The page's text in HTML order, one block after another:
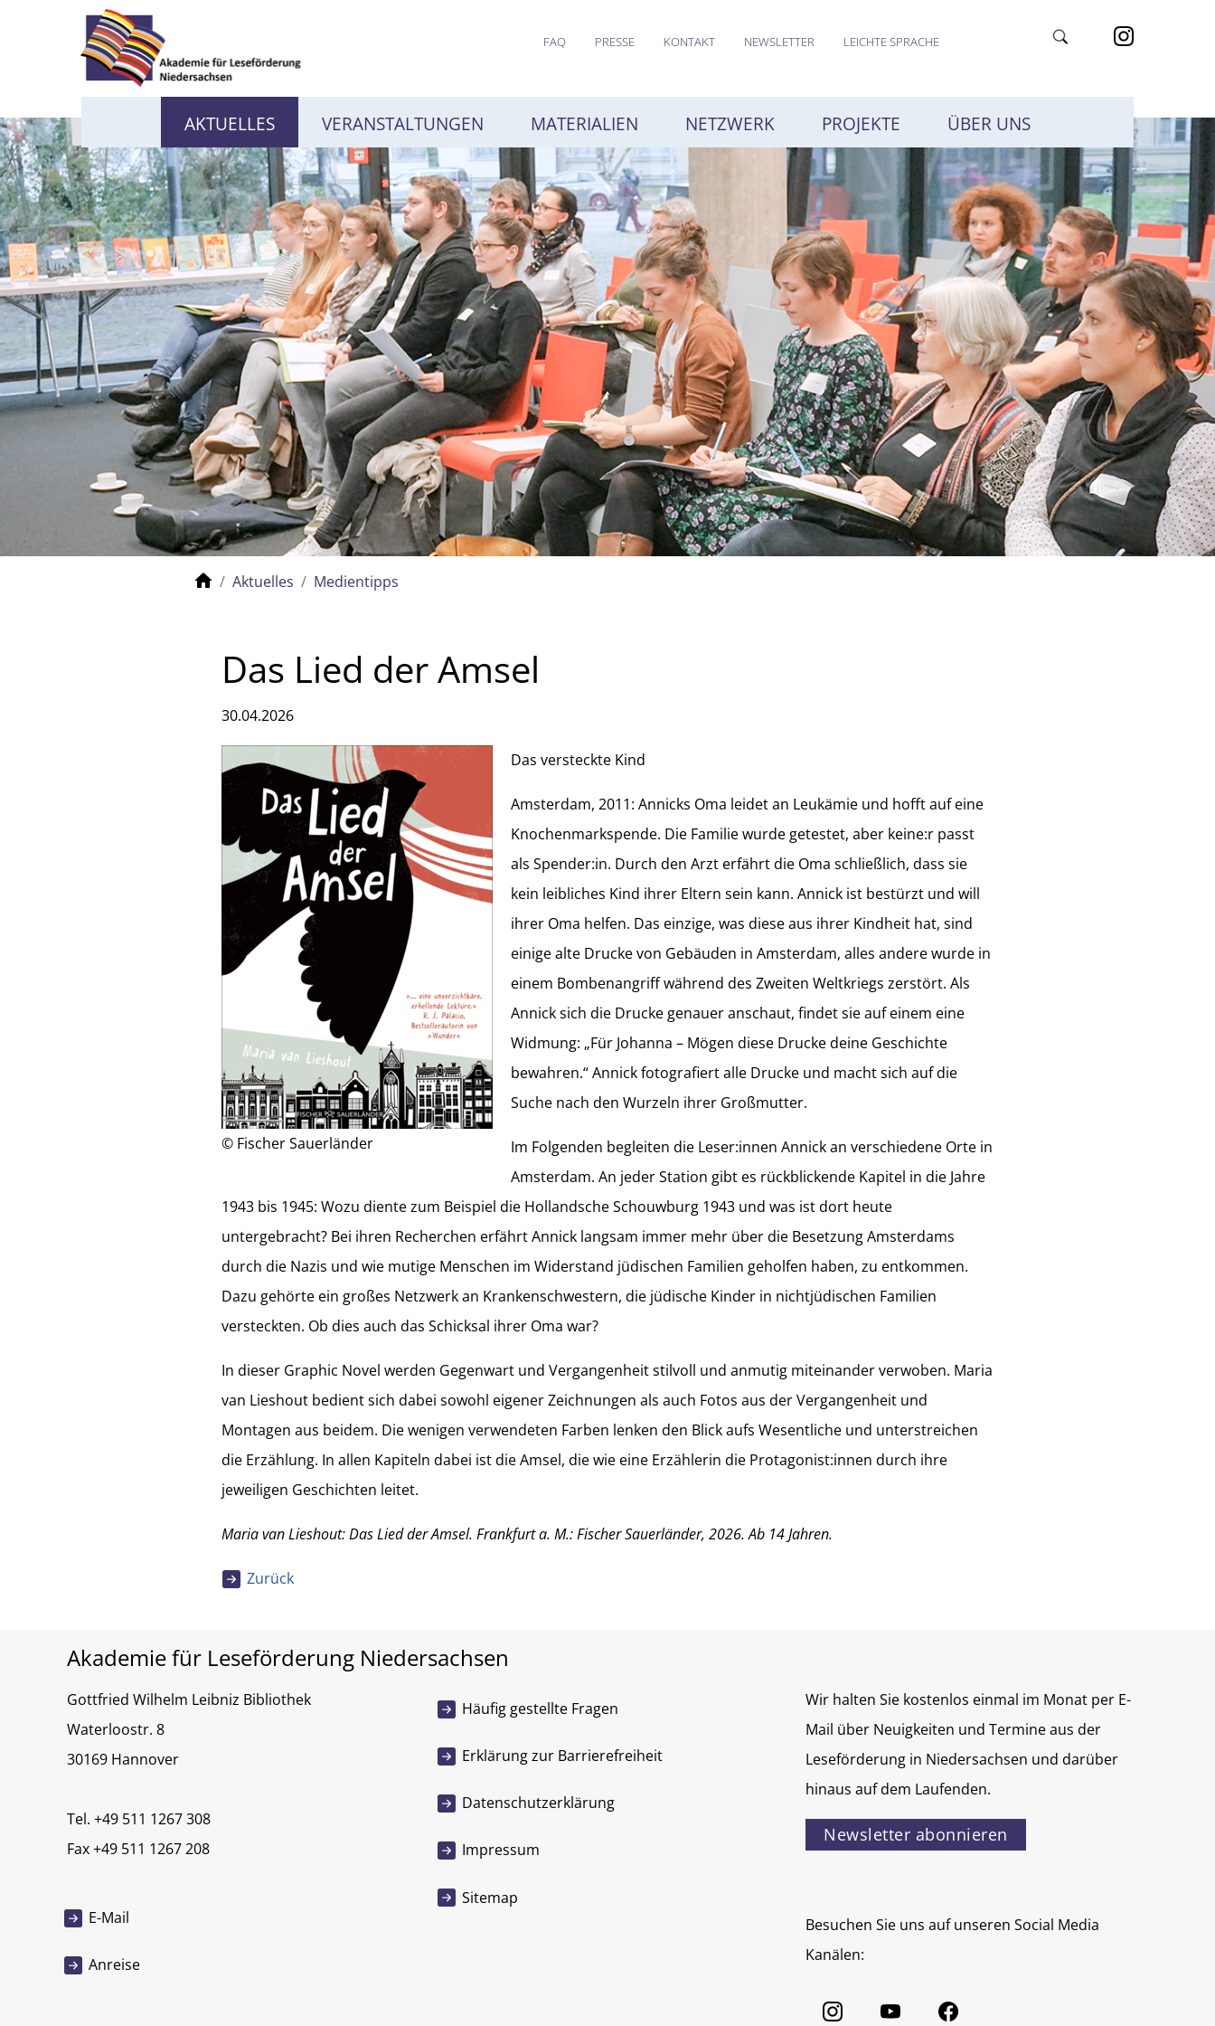
FAQ PRESSE KONTAKT NEWSLETTER LEICHTE SPRACHE
AKTUELLES VERANSTALTUNGEN MATERIALIEN NETZWERK PROJEKTE ÜBER UNS
Aktuelles Medientipps
Das Lied der Amsel
30.04.2026
© Fischer Sauerländer
Das versteckte Kind
Amsterdam, 2011: Annicks Oma leidet an Leukämie und hofft auf eine
Knochenmarkspende. Die Familie wurde getestet, aber keine:r passt
als Spender:in. Durch den Arzt erfährt die Oma schließlich, dass sie
kein leibliches Kind ihrer Eltern sein kann. Annick ist bestürzt und will
ihrer Oma helfen. Das einzige, was diese aus ihrer Kindheit hat, sind
einige alte Drucke von Gebäuden in Amsterdam, alles andere wurde in
einem Bombenangriff während des Zweiten Weltkriegs zerstört. Als
Annick sich die Drucke genauer anschaut, findet sie auf einem eine
Widmung: „Für Johanna – Mögen diese Drucke deine Geschichte
bewahren.“ Annick fotografiert alle Drucke und macht sich auf die
Suche nach den Wurzeln ihrer Großmutter.
Im Folgenden begleiten die Leser:innen Annick an verschiedene Orte in
Amsterdam. An jeder Station gibt es rückblickende Kapitel in die Jahre
1943 bis 1945: Wozu diente zum Beispiel die Hollandsche Schouwburg 1943 und was ist dort heute
untergebracht? Bei ihren Recherchen erfährt Annick langsam immer mehr über die Besetzung Amsterdams
durch die Nazis und wie mutige Menschen im Widerstand jüdischen Familien geholfen haben, zu entkommen.
Dazu gehörte ein großes Netzwerk an Krankenschwestern, die jüdische Kinder in nichtjüdischen Familien
versteckten. Ob dies auch das Schicksal ihrer Oma war?
In dieser Graphic Novel werden Gegenwart und Vergangenheit stilvoll und anmutig miteinander verwoben. Maria
van Lieshout bedient sich dabei sowohl eigener Zeichnungen als auch Fotos aus der Vergangenheit und
Montagen aus beidem. Die wenigen verwendeten Farben lenken den Blick aufs Wesentliche und unterstreichen
die Erzählung. In allen Kapiteln dabei ist die Amsel, die wie eine Erzählerin die Protagonist:innen durch ihre
jeweiligen Geschichten leitet.
Maria van Lieshout: Das Lied der Amsel. Frankfurt a. M.: Fischer Sauerländer, 2026. Ab 14 Jahren.
Zurück
Akademie für Leseförderung Niedersachsen
Gottfried Wilhelm Leibniz Bibliothek
Waterloostr. 8
30169 Hannover
Tel. +49 511 1267 308
Fax +49 511 1267 208
E-Mail
Anreise
Häufig gestellte Fragen
Erklärung zur Barrierefreiheit
Datenschutzerklärung
Impressum
Sitemap
Wir halten Sie kostenlos einmal im Monat per E-
Mail über Neuigkeiten und Termine aus der
Leseförderung in Niedersachsen und darüber
hinaus auf dem Laufenden.
Newsletter abonnieren
Besuchen Sie uns auf unseren Social Media
Kanälen: